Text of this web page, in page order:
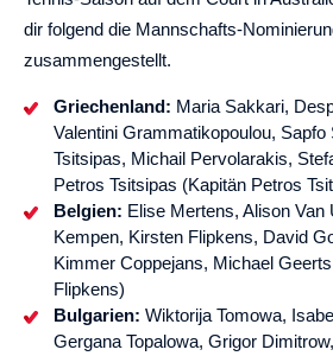
dir folgend die Mannschafts-
zusammengestellt.
Griechenland: Maria Sakkari,
Valentini Grammatikopoulou, Sapfo
Tsitsipas, Michail Pervolarakis,
Petros Tsitsipas (Kapitän Petros
Belgien: Elise Mertens, Alison
Kempen, Kirsten Flipkens, David
Kimmer Coppejans, Michael
Flipkens)
Bulgarien: Wiktorija Tomowa,
Gergana Topalowa, Grigor